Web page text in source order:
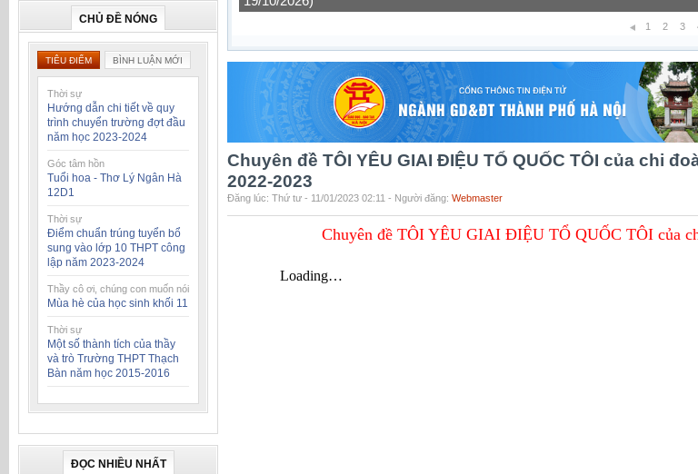
CHỦ ĐỀ NÓNG
TIÊU ĐIỂM BÌNH LUẬN MỚI
Thời sự
Hướng dẫn chi tiết về quy
trình chuyển trường đợt đầu
năm học 2023-2024
Góc tâm hồn
Tuổi hoa - Thơ Lý Ngân Hà
12D1
Thời sự
Điểm chuẩn trúng tuyển bổ
sung vào lớp 10 THPT công
lập năm 2023-2024
Thầy cô ơi, chúng con muốn nói
Mùa hè của học sinh khối 11
Thời sự
Một số thành tích của thầy
và trò Trường THPT Thạch
Bàn năm học 2015-2016
ĐỌC NHIỀU NHẤT
1 2 3
Chuyên đề TÔI YÊU GIAI ĐIỆU TỔ QUỐC TÔI của chi
2022-2023
Đăng lúc: Thứ tư - 11/01/2023 02:11 - Người đăng: Webmaster
Chuyên đề TÔI YÊU GIAI ĐIỆU TỔ QUỐC TÔI của